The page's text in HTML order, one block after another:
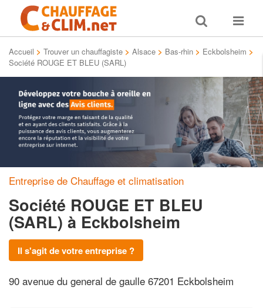
Toggle
search
Toggle
Accueil > Trouver un chauffagiste > Alsace > Bas-rhin > Eckbolsheim >
Société ROUGE ET BLEU (SARL)
Entreprise de Chauffage et climatisation
Société ROUGE ET BLEU
(SARL) à Eckbolsheim
Il s'agit de votre entreprise ?
90 avenue du general de gaulle 67201 Eckbolsheim